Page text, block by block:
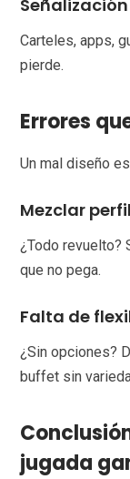
Carteles, apps,
pierde.
Errores
Un mal diseño
Mezclar
¿Todo revuelto?
que no pega.
Falta de
¿Sin opciones?
buffet sin
jugada